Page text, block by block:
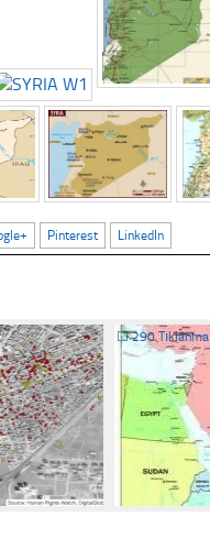
Pinterest LinkedIn
☐290 Tıklanma